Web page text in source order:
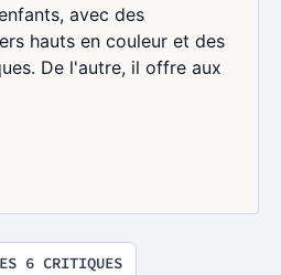
avec des
hauts en couleur et des
De l'autre, il offre aux
6 CRITIQUES